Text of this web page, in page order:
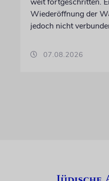
Wiederöffnung der
jedoch nicht
07.08.2026